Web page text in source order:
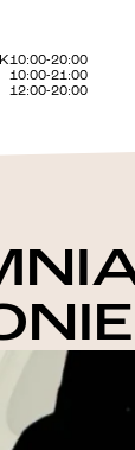
10:00-20:00
10:00-21:00
12:00-20:00